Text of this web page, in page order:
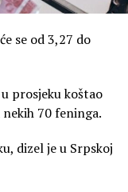
se od 3,27 do
prosjeku koštao
70 feninga.
dizel je u Srpskoj